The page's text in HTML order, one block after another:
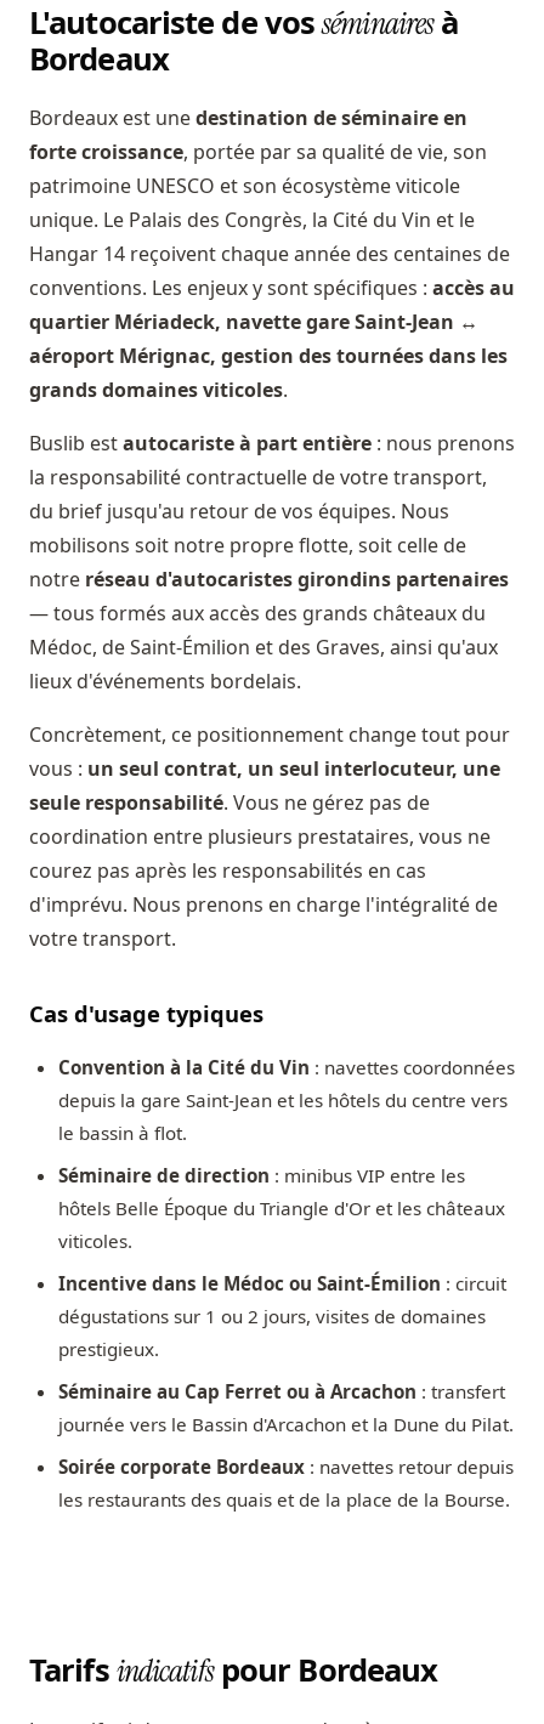
L'autocariste de vosséminairesà
Bordeaux
Bordeaux est unedestination de séminaire en
forte croissance, portée par sa qualité de vie, son
patrimoine UNESCO et son écosystème viticole
unique. Le Palais des Congrès, la Cité du Vin et le
Hangar 14 reçoivent chaque année des centaines de
conventions. Les enjeux y sont spécifiques : accès au
quartier Mériadeck, navette gare Saint-Jean ↔
aéroport Mérignac, gestion des tournées dans les
grands domaines viticoles.
Buslib estautocariste à part entière : nous prenons
la responsabilité contractuelle de votre transport,
du brief jusqu'au retour de vos équipes. Nous
mobilisons soit notre propre flotte, soit celle de
notre réseau d'autocaristes girondins partenaires
— tous formés aux accès des grands châteaux du
Médoc, de Saint-Émilion et des Graves, ainsi qu'aux
lieux d'événements bordelais.
Concrètement, ce positionnement change tout pour
vous : un seul contrat, un seul interlocuteur, une
seule responsabilité. Vous ne gérez pas de
coordination entre plusieurs prestataires, vous ne
courez pas après les responsabilités en cas
d'imprévu. Nous prenons en charge l'intégralité de
votre transport.
Cas d'usage typiques
Convention à la Cité du Vin : navettes coordonnées
depuis la gare Saint-Jean et les hôtels du centre vers
le bassin à flot.
Séminaire de direction : minibus VIP entre les
hôtels Belle Époque du Triangle d'Or et les châteaux
viticoles.
Incentive dans le Médoc ou Saint-Émilion : circuit
dégustations sur 1 ou 2 jours, visites de domaines
prestigieux.
Séminaire au Cap Ferret ou à Arcachon : transfert
journée vers le Bassin d'Arcachon et la Dune du Pilat.
Soirée corporate Bordeaux : navettes retour depuis
les restaurants des quais et de la place de la Bourse.
Tarifsindicatifspour Bordeaux